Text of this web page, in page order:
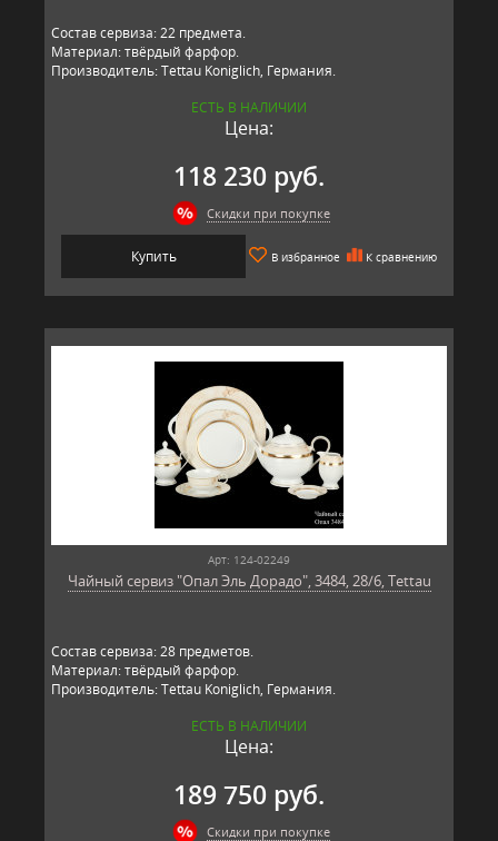
Состав сервиза: 22 предмета.
Материал: твёрдый фарфор.
Производитель: Tettau Koniglich, Германия.
ЕСТЬ В НАЛИЧИИ
Цена:
118 230 руб.
Скидки при покупке
Купить В избранное К сравнению
Арт: 124-02249
Чайный сервиз "Опал Эль Дорадо", 3484, 28/6, Tettau
Состав сервиза: 28 предметов.
Материал: твёрдый фарфор.
Производитель: Tettau Koniglich, Германия.
ЕСТЬ В НАЛИЧИИ
Цена:
189 750 руб.
Скидки при покупке